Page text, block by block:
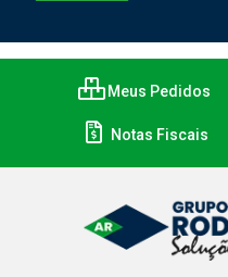
Meus Pedidos
Notas Fiscais